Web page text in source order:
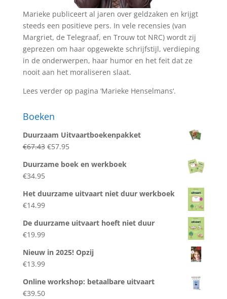
Marieke publiceert al jaren over geldzaken en krijgt
steeds een positieve pers. In vele recensies (van
Margriet, de Telegraaf, en Trouw tot NRC) wordt zij
geprezen om haar opgewekte schrijfstijl, verdieping
in de onderwerpen, haar humor en het feit dat ze
nooit aan het moraliseren slaat.
Lees verder op pagina ‘Marieke Henselmans‘.
Boeken
Duurzaam Uitvaartboekenpakket
€67.43 Oorspronkelijke
was:
€57.95Huidige
is:
Duurzame boek en werkboek
€34.95
Het duurzame uitvaart niet duur werkboek
€14.99
De duurzame uitvaart hoeft niet duur
€19.99
Nieuw in 2025! Opzij
€13.99
Online workshop: betaalbare uitvaart
€39.50